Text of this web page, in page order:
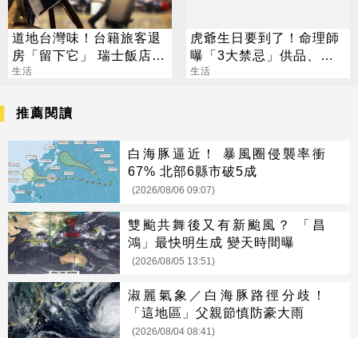
道地台灣味！台籍旅客退
房「留下它」 瑞士飯店員
工吃上癮
生活
虎爺生日要到了！命理師
曝「3大禁忌」供品、拜
法一次看
生活
推薦閱讀
白海豚逼近！ 暴風圈侵襲率衝
67% 北部6縣市破5成
(2026/08/06 09:07)
雙颱共舞後又有新颱風？ 「昌
鴻」最快明生成 變天時間曝
(2026/08/05 13:51)
淑麗氣象／白海豚路徑分歧！
「這地區」父親節慎防豪大雨
(2026/08/04 08:41)